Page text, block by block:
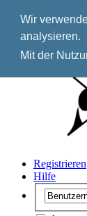
Wir
analysieren.
Mit der
Registrieren
Hilfe